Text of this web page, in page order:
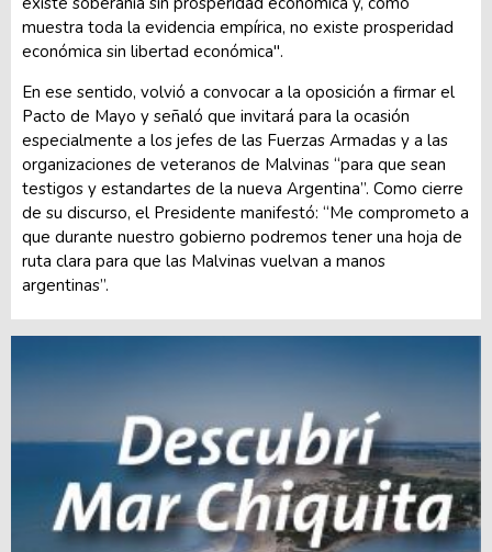
muestra toda la evidencia empírica, no existe prosperidad
económica sin libertad económica".
En ese sentido, volvió a convocar a la oposición a firmar el
Pacto de Mayo y señaló que invitará para la ocasión
especialmente a los jefes de las Fuerzas Armadas y a las
organizaciones de veteranos de Malvinas “para que sean
testigos y estandartes de la nueva Argentina”. Como cierre
de su discurso, el Presidente manifestó: “Me comprometo a
que durante nuestro gobierno podremos tener una hoja de
ruta clara para que las Malvinas vuelvan a manos
argentinas”.